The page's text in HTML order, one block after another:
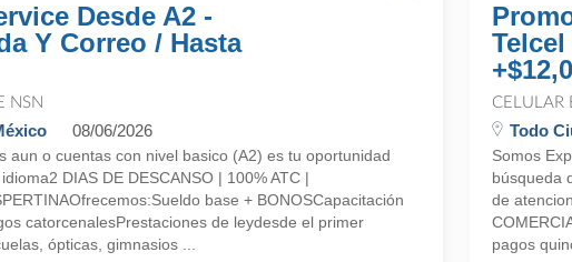
Desde A2 -
Y Correo / Hasta
NSN
08/06/2026
aun o cuentas con nivel basico (A2) es tu oportunidad
DIAS DE DESCANSO | 100% ATC |
base + BONOSCapacitación
catorcenalesPrestaciones de leydesde el primer
ópticas, gimnasios ...
CELULAR
Todo
Somos
búsqueda
de
pagos